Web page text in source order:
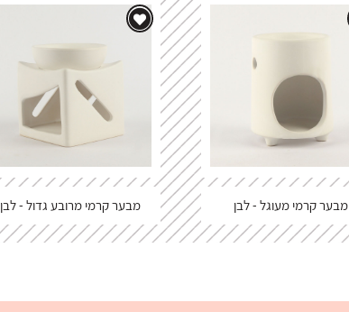
מבער קרמי מעוגל - לבן מבער קרמי מרובע גדול - לבן